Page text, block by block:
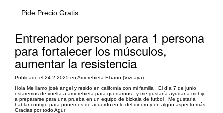
Pide Precio Gratis
Entrenador personal para 1 persona
para fortalecer los músculos,
aumentar la resistencia
Publicado el 24-2-2025 en Amorebieta-Etxano (Vizcaya)
Hola Me llamo josé ángel y resido en california con mi familia . El día 7 de junio
estaremos de vuelta a amorebieta para quedarnos , y me gustaría ayudar a mi hijo
a prepararse para una prueba en un equipo de bizkaia de futbol . Me gustaría
hablar contigo para ponernos de acuerdo en lo del dinero y en algún aspecto más .
Gracias por todo Agur